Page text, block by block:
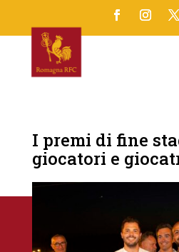
I premi di fine
giocatori e